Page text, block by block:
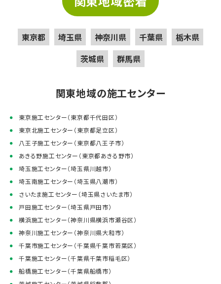
東京都 埼玉県 神奈川県 千葉県
栃木県
茨城県
群馬県
関東地域の施工センター
東京施工センター（東京都千代田区）
東京北施工センター（東京都足立区）
八王子施工センター（東京都八王子市）
あきる野施工センター（東京都あきる野市）
埼玉施工センター（埼玉県川越市）
埼玉南施工センター（埼玉県八潮市）
さいたま施工センター（埼玉県さいたま市）
戸田施工センター（埼玉県戸田市）
横浜施工センター（神奈川県横浜市瀬谷区）
神奈川施工センター（神奈川県大和市）
千葉市施工センター（千葉県千葉市若葉区）
千葉施工センター（千葉県千葉市稲毛区）
船橋施工センター（千葉県船橋市）